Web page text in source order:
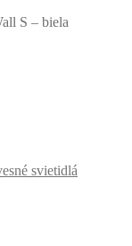
S – biela
svietidlá